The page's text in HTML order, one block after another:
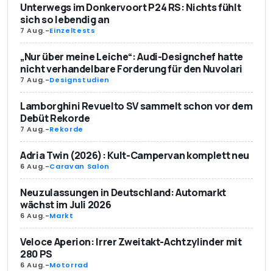
Unterwegs im Donkervoort P24 RS: Nichts fühlt
sich so lebendig an
7 Aug.-Einzeltests
„Nur über meine Leiche“: Audi-Designchef hatte
nicht verhandelbare Forderung für den Nuvolari
7 Aug.-Designstudien
Lamborghini Revuelto SV sammelt schon vor dem
Debüt Rekorde
7 Aug.-Rekorde
Adria Twin (2026): Kult-Campervan komplett neu
6 Aug.-Caravan Salon
Neuzulassungen in Deutschland: Automarkt
wächst im Juli 2026
6 Aug.-Markt
Veloce Aperion: Irrer Zweitakt-Achtzylinder mit
280 PS
6 Aug.-Motorrad